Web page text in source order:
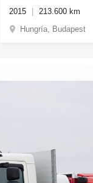
2015
213.600 km
Hungría, Budapest